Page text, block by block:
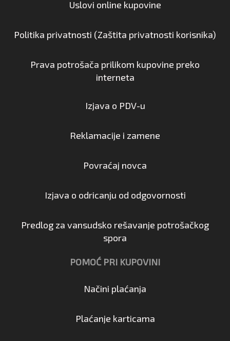
Uslovi online kupovine
Politika privatnosti (Zaštita privatnosti korisnika)
Prava potrošača prilikom kupovine preko
interneta
Izjava o PDV-u
Reklamacije i zamene
Povraćaj novca
Izjava o odricanju od odgovornosti
Predlog za vansudsko rešavanje potrošačkog
spora
POMOĆ PRI KUPOVINI
Načini plaćanja
Plaćanje karticama